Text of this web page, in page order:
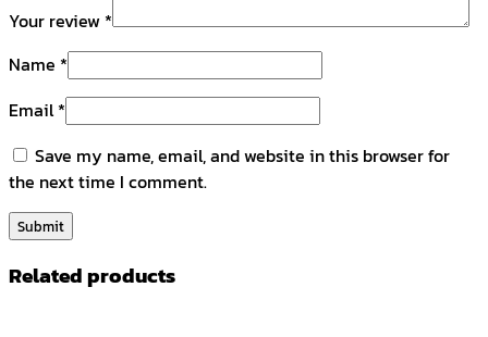
Your review *
Name *
Email*
Save my name, email, and website in this browser for
the next time I comment.
Related products